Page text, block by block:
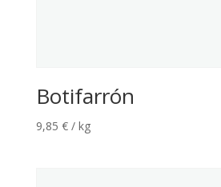
Botifarrón
9,85 € / kg